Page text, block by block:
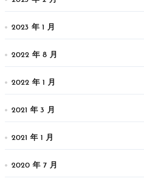
2023 年 1 月
2022 年 8 月
2022 年 1 月
2021 年 3 月
2021 年 1 月
2020 年 7 月